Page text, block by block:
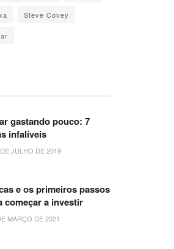
Steve Covey
gastando pouco: 7
infalíveis
JULHO DE 2019
e os primeiros passos
começar a investir
MARÇO DE 2021